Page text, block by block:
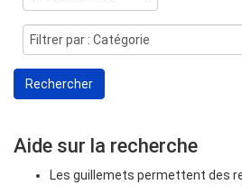
Aide sur la recherche
Les guillemets permettent des